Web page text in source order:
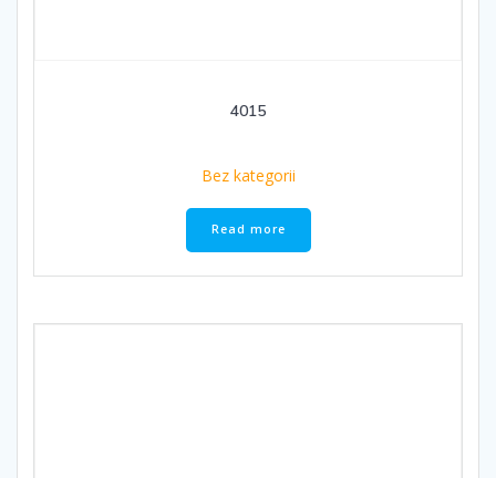
4015
Bez kategorii
Read more